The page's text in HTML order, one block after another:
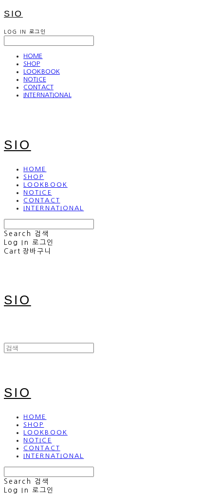
SIO
LOG IN 로그인
HOME
SHOP
LOOKBOOK
NOTICE
CONTACT
INTERNATIONAL
SIO
HOME
SHOP
LOOKBOOK
NOTICE
CONTACT
INTERNATIONAL
Search
검색
Log In
로그인
Cart 장바구니
SIO
SIO
HOME
SHOP
LOOKBOOK
NOTICE
CONTACT
INTERNATIONAL
Search
검색
Log In
로그인